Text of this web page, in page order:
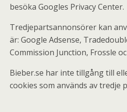
besöka Googles Privacy Center.
Tredjepartsannonsörer kan
är: Google Adsense,
Commission Junction, Frossle
Bieber.se har inte tillgång till
cookies som används av tredje